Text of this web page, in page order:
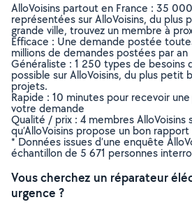
AlloVoisins partout en France : 35
représentées sur AlloVoisins, du plus
grande ville, trouvez un membre à
Efficace : Une demande postée
millions de demandes postées par an
Généraliste : 1 250 types de
possible sur AlloVoisins, du plus petit
projets.
Rapide : 10 minutes pour recevoir
votre demande
Qualité / prix : 4 membres AlloVoisins
qu’AlloVoisins propose un bon
* Données issues d’une enquête
échantillon de 5 671 personnes
Vous cherchez un réparateur
urgence ?